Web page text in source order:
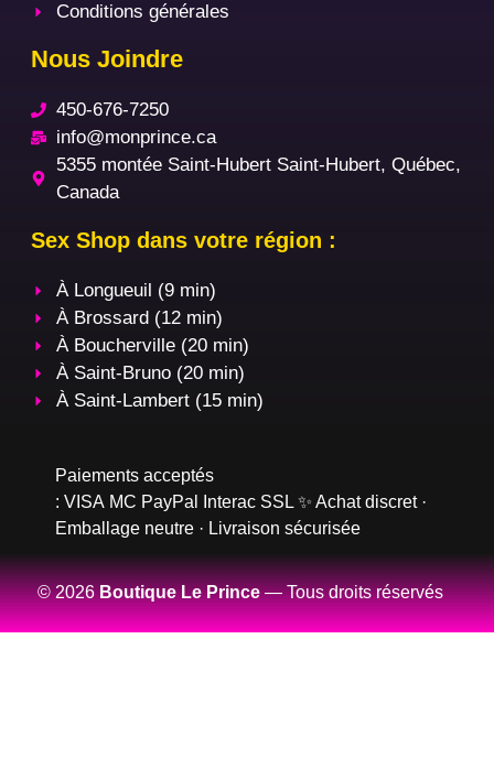
Conditions générales
Nous Joindre
450-676-7250
info@monprince.ca
5355 montée Saint-Hubert Saint-Hubert, Québec,
Canada
Sex Shop dans votre région :
À Longueuil (9 min)
À Brossard (12 min)
À Boucherville (20 min)
À Saint-Bruno (20 min)
À Saint-Lambert (15 min)
Paiements acceptés
: VISA MC PayPal Interac SSL ✨ Achat discret ·
Emballage neutre · Livraison sécurisée
© 2026Boutique Le Prince— Tous droits réservés